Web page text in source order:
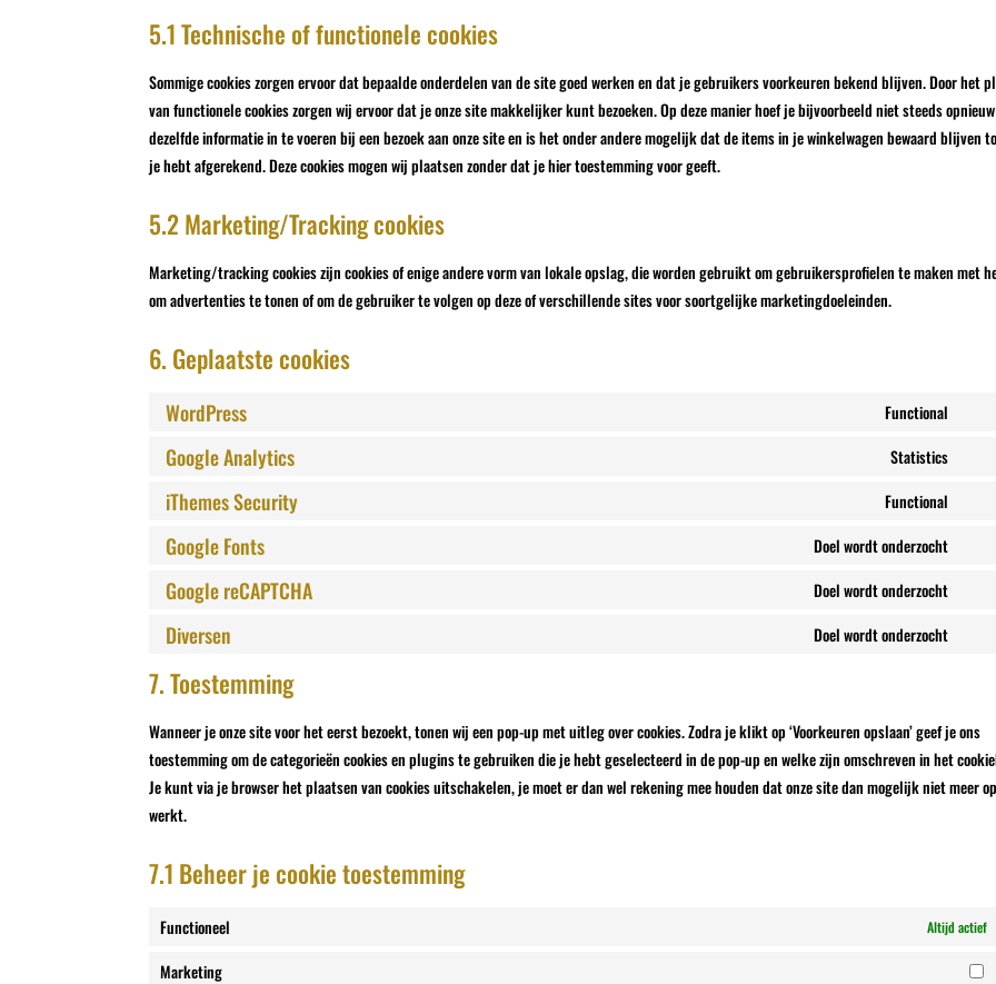
5.1 Technische of functionele cookies
Sommige cookies zorgen ervoor dat bepaalde onderdelen van de site goed werken en dat je gebruikers voorkeuren bekend blijven. Door het
van functionele cookies zorgen wij ervoor dat je onze site makkelijker kunt bezoeken. Op deze manier hoef je bijvoorbeeld niet steeds opnieuw
dezelfde informatie in te voeren bij een bezoek aan onze site en is het onder andere mogelijk dat de items in je winkelwagen bewaard blijven
je hebt afgerekend. Deze cookies mogen wij plaatsen zonder dat je hier toestemming voor geeft.
5.2 Marketing/Tracking cookies
Marketing/tracking cookies zijn cookies of enige andere vorm van lokale opslag, die worden gebruikt om gebruikersprofielen te maken met
om advertenties te tonen of om de gebruiker te volgen op deze of verschillende sites voor soortgelijke marketingdoeleinden.
6. Geplaatste cookies
WordPress Functional
Google Analytics Statistics
iThemes Security Functional
Google Fonts Doel wordt onderzocht
Google reCAPTCHA Doel wordt onderzocht
Diversen Doel wordt onderzocht
7. Toestemming
Wanneer je onze site voor het eerst bezoekt, tonen wij een pop-up met uitleg over cookies. Zodra je klikt op ‘Voorkeuren opslaan’ geef je ons
toestemming om de categorieën cookies en plugins te gebruiken die je hebt geselecteerd in de pop-up en welke zijn omschreven in het
Je kunt via je browser het plaatsen van cookies uitschakelen, je moet er dan wel rekening mee houden dat onze site dan mogelijk niet meer
werkt.
7.1 Beheer je cookie toestemming
Functioneel Altijd actief
Marketing